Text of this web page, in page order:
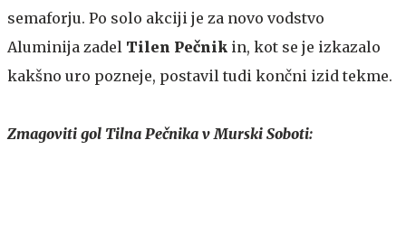
semaforju. Po solo akciji je za novo vodstvo
Aluminija zadel Tilen Pečnik in, kot se je izkazalo
kakšno uro pozneje, postavil tudi končni izid tekme.
Zmagoviti gol Tilna Pečnika v Murski Soboti: